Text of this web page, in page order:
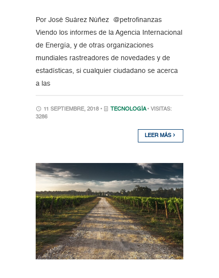
Por José Suárez Núñez @petrofinanzas
Viendo los informes de la Agencia Internacional
de Energía, y de otras organizaciones
mundiales rastreadores de novedades y de
estadísticas, si cualquier ciudadano se acerca
a las
11 SEPTIEMBRE, 2018 • TECNOLOGÍA • VISITAS:
3286
LEER MÁS